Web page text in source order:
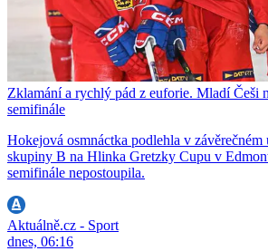
Zklamání a rychlý pád z euforie. Mladí Češi
semifinále
Hokejová osmnáctka podlehla v
skupiny B na Hlinka Gretzky Cupu v
semifinále nepostoupila.
Aktuálně.cz - Sport
dnes, 06:16